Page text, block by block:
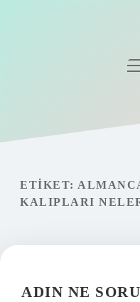
Gizlilik Politikası
Hakkımızda
ETIKET:
KALIPLARI
ADIN NE